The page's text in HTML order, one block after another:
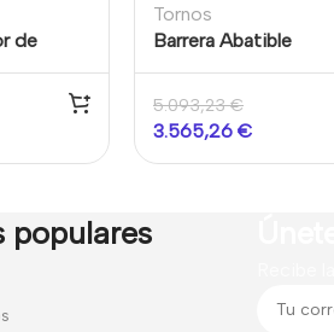
de
Tornos
Barrera Abatible
5.093,23€
3.565,26 €
populares